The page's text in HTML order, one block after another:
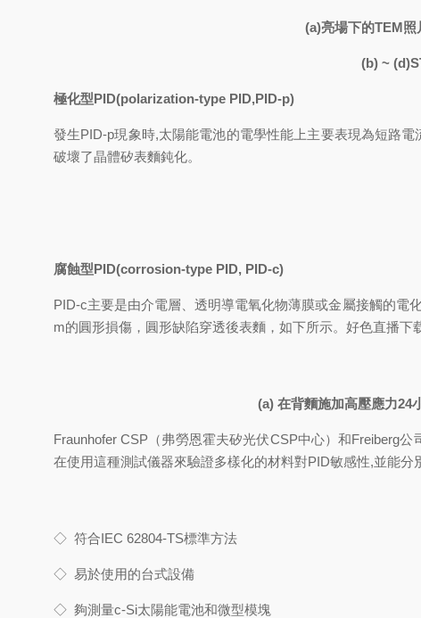
(a)亮場下的TEM照
(b) ~
極化型PID(polarization-type PID,PID-p)
發生PID-p現象時,太陽能電池的電學性能上主要表現為短路電
破壞了晶體矽表麵鈍化。
腐蝕型PID(corrosion-type PID, PID-c)
PID-c主要是由介電層、透明導電氧化物薄膜或金屬接觸的電
m的圓形損傷，圓形缺陷穿透後表麵，如下所示。好色直播
(a) 在背麵施加高壓應力24小
Fraunhofer CSP （弗勞恩霍夫矽光伏CSP中心）和Freiberg公
在使用這種測試儀器來驗證多樣化的材料對PID敏感性,並能分
◇ 符合IEC 62804-TS標準方法
◇ 易於使用的台式設備
◇ 夠測量c-Si太陽能電池和微型模塊